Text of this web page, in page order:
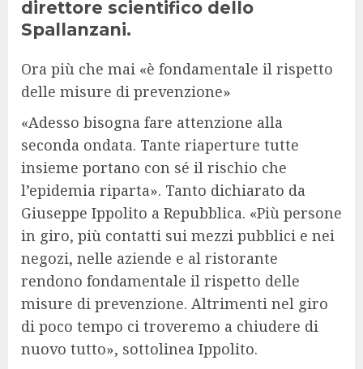
direttore scientifico dello
Spallanzani.
Ora più che mai «è fondamentale il rispetto
delle misure di prevenzione»
«Adesso bisogna fare attenzione alla
seconda ondata. Tante riaperture tutte
insieme portano con sé il rischio che
l’epidemia riparta». Tanto dichiarato da
Giuseppe Ippolito a Repubblica. «Più persone
in giro, più contatti sui mezzi pubblici e nei
negozi, nelle aziende e al ristorante
rendono fondamentale il rispetto delle
misure di prevenzione. Altrimenti nel giro
di poco tempo ci troveremo a chiudere di
nuovo tutto», sottolinea Ippolito.